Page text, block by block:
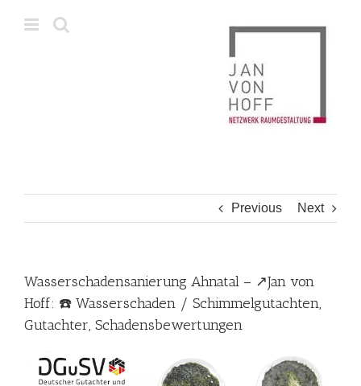
Previous Next
Wasserschadensanierung Ahnatal – ↗️Jan von
Hoff: ☎️ Wasserschaden / Schimmelgutachten,
Gutachter, Schadensbewertungen